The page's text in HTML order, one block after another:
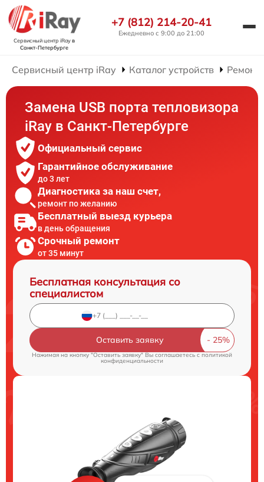
Сервисный центр iRayв
Санкт-Петербурге
+7 (812) 214-20-41
Ежедневно с 9:00 до 21:00
Сервисный центр iRay Каталог устройств Ремонт
Замена USB порта тепловизора
iRay в Санкт-Петербурге
Официальный сервис
Гарантийное обслуживание
до 3 лет
Диагностика за наш счет,
ремонт по желанию
Бесплатный выезд курьера
в день обращения
Срочный ремонт
от 35 минут
Бесплатная консультация со
специалистом
Оставить заявку
Нажимая на кнопку "Оставить заявку" Вы соглашаетесь cполитикой
конфиденциальности